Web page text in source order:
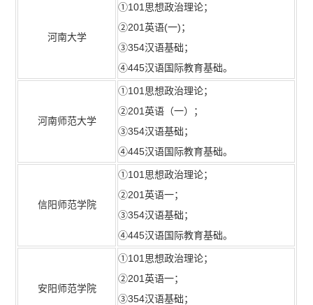
河南大学
①101思想政治理论；
②201英语(一)；
③354汉语基础；
④445汉语国际教育基础。
河南师范大学
①101思想政治理论；
②201英语（一）；
③354汉语基础；
④445汉语国际教育基础。
信阳师范学院
①101思想政治理论；
②201英语一；
③354汉语基础；
④445汉语国际教育基础。
安阳师范学院
①101思想政治理论；
②201英语一；
③354汉语基础；